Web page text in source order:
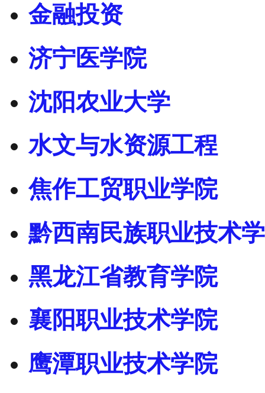
金融投资
济宁医学院
沈阳农业大学
水文与水资源工程
焦作工贸职业学院
黔西南民族职业技术
黑龙江省教育学院
襄阳职业技术学院
鹰潭职业技术学院